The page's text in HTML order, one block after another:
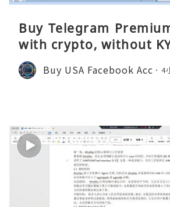
Buy Telegram
with crypto, without
Buy USA Facebook Acc 4